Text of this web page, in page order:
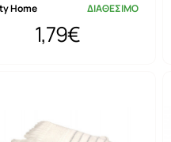
Home ΔΙΑΘΕΣΙΜΟ
1,79€